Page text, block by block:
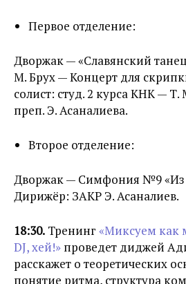
Первое отделение:
Дворжак — «Славянский
М. Брух — Концерт для
солист: студ. 2 курса КНК —
преп. Э. Асаналиева.
Второе отделение:
Дворжак — Симфония №9 «Из
Дирижёр: ЗАКР Э. Асаналиев.
18:30. Тренинг «Миксуем как
DJ, хей!» проведет диджей
расскажет о теоретических
понятие ритма, структура